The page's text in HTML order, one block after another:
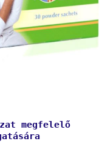
megfelelő